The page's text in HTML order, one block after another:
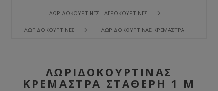
ΛΩΡΙΔΟΚΟΥΡΤΊΝΕΣ - ΑΕΡΟΚΟΥΡΤΊΝΕΣ
ΛΩΡΙΔΟΚΟΥΡΤΊΝΕΣ ΛΩΡΙΔΟΚΟΥΡΤΊΝΑΣ ΚΡΕΜΆΣΤΡΑ ΣΤΑΘΕΡΉ 1
ΛΩΡΙΔΟΚΟΥΡΤΊΝΑΣ
ΚΡΕΜΆΣΤΡΑ ΣΤΑΘΕΡΉ 1 M